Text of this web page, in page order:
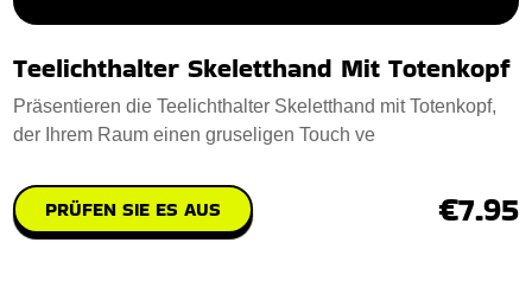
Teelichthalter Skeletthand Mit Totenkopf
Präsentieren die Teelichthalter Skeletthand mit Totenkopf,
der Ihrem Raum einen gruseligen Touch ve
PRÜFEN SIE ES AUS €7.95